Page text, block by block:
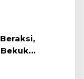
Polda Riau